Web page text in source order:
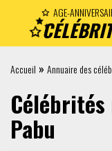
AGE-
Accueil » Annuaire des
Célébrités
Pabu